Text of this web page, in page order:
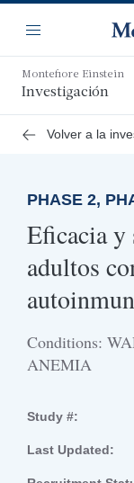
contenido
principal
Navegación
Menú
Montefiore Einstein
Investigación
Volver a la
PHASE 2,
Eficacia y
adultos
Conditions:
ANEMIA
Study #:
Last Updated: